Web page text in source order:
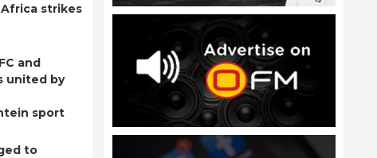
strikes
and
united by
sport
to